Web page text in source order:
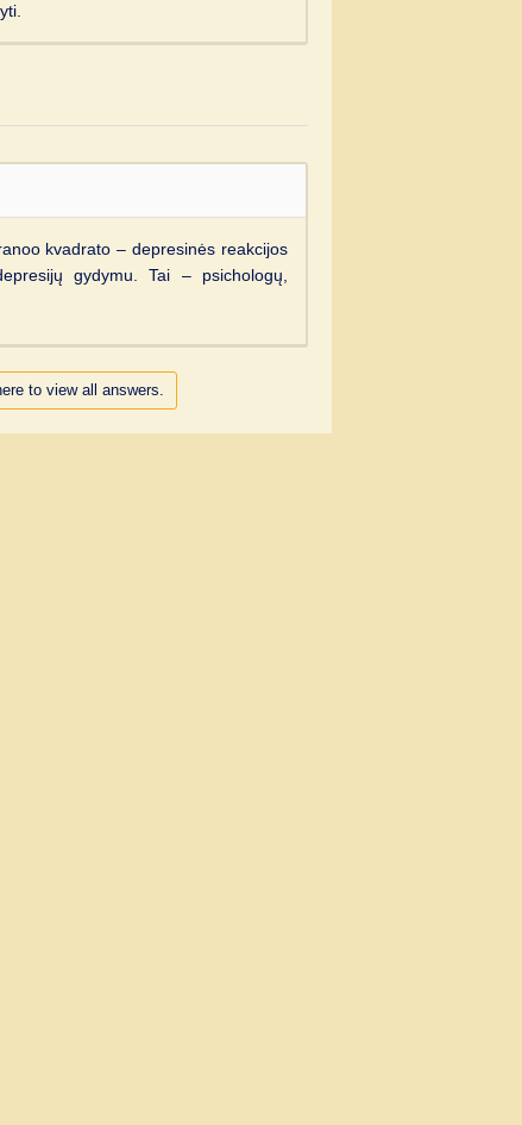
kvadrato – depresinės reakcijos
gydymu. Tai – psichologų,
to view all answers.